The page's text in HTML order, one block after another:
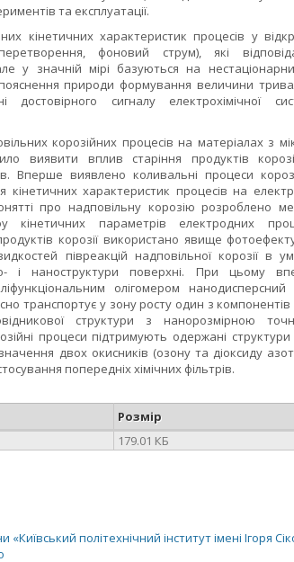
та експлуатації.
кінетичних характеристик процесів у
фоновий струм), які
у значній мірі базуються на
природи формування величини
сигналу електрохімічної
корозійних процесів на матеріалах з
виявити вплив старіння продуктів
Вперше виявлено коливальні процеси
характеристик процесів на
про надповільну корозію розроблено
параметрів електродних
корозії використано явище
півреакцій надповільної корозії в
і наноструктури поверхні. При цьому
олігомером нанодисперсний
транспортує у зону росту один з компонентів
структури з нанорозмірною
процеси підтримують одержані
двох окисників (озону та діоксиду
попередніх хімічних фільтрів.
Розмір
179.01 КБ
політехнічний інститут імені Ігоря